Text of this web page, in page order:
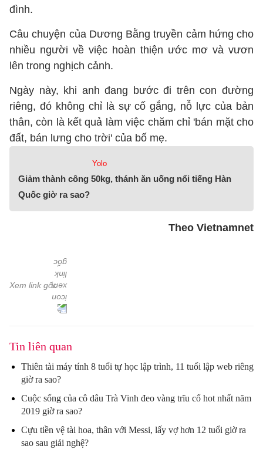
đình.
Câu chuyện của Dương Bằng truyền cảm hứng cho
nhiều người về việc hoàn thiện ước mơ và vươn
lên trong nghịch cảnh.
Ngày này, khi anh đang bước đi trên con đường
riêng, đó không chỉ là sự cố gắng, nỗ lực của bản
thân, còn là kết quả làm việc chăm chỉ 'bán mặt cho
đất, bán lưng cho trời' của bố mẹ.
Yolo
Giảm thành công 50kg, thánh ăn uống nổi tiếng Hàn
Quốc giờ ra sao?
Theo Vietnamnet
Xem link gốc
Tin liên quan
Thiên tài máy tính 8 tuổi tự học lập trình, 11 tuổi lập web riêng
giờ ra sao?
Cuộc sống của cô dâu Trà Vinh đeo vàng trĩu cổ hot nhất năm
2019 giờ ra sao?
Cựu tiền vệ tài hoa, thân với Messi, lấy vợ hơn 12 tuổi giờ ra
sao sau giải nghệ?